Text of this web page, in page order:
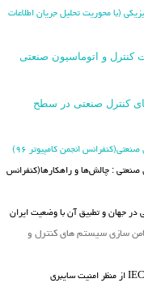
(با محوریت تحلیل جریان اطلاعات
کنترل و اتوماسیون صنعتی
کنترل صنعتی در سطح
انجمن کامپیوتر ۹۶)
صنعتی : چالش‌ها و راهکارها(کنفرانس
در جهان و تطبیق آن با وضعیت ایران
امن سازی سیستم های کنترل و